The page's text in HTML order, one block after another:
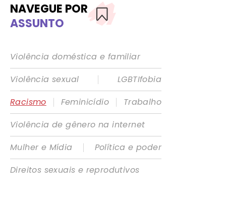
NAVEGUE POR
ASSUNTO
Violência doméstica e familiar
Violência sexual
|
LGBTIfobia
Racismo
| Feminicídio |
Trabalho
Violência de gênero na internet
Mulher e Mídia
|
Política e poder
Direitos sexuais e reprodutivos